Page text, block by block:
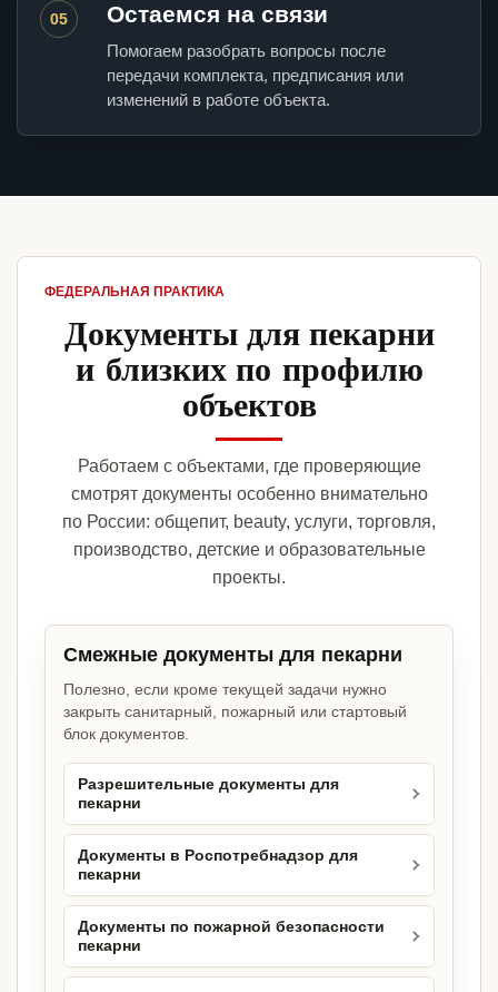
05 Остаемся на связи
Помогаем разобрать вопросы после
передачи комплекта, предписания или
изменений в работе объекта.
ФЕДЕРАЛЬНАЯ ПРАКТИКА
Документы для пекарни
и близких по профилю
объектов
Работаем с объектами, где проверяющие
смотрят документы особенно внимательно
по России: общепит, beauty, услуги, торговля,
производство, детские и образовательные
проекты.
Смежные документы для пекарни
Полезно, если кроме текущей задачи нужно
закрыть санитарный, пожарный или стартовый
блок документов.
Разрешительные документы для
пекарни
Документы в Роспотребнадзор для
пекарни
Документы по пожарной безопасности
пекарни